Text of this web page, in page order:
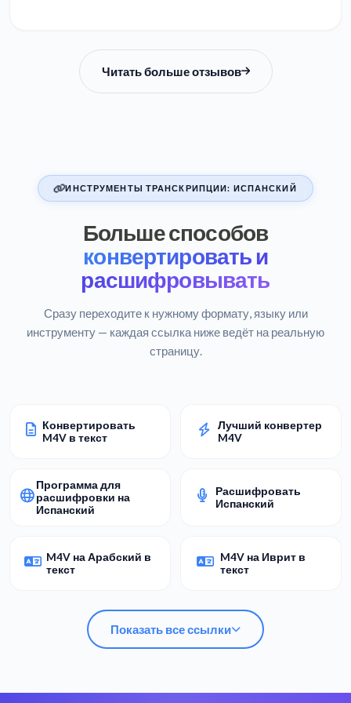
Читать больше отзывов
ИНСТРУМЕНТЫ ТРАНСКРИПЦИИ: ИСПАНСКИЙ
Больше способов
конвертировать и
расшифровывать
Сразу переходите к нужному формату, языку или
инструменту — каждая ссылка ниже ведёт на реальную
страницу.
Конвертировать
M4V в текст
Лучший конвертер
M4V
Программа для
расшифровки на
Испанский
Расшифровать
Испанский
M4V на Арабский в
текст
M4V на Иврит в
текст
Показать все ссылки